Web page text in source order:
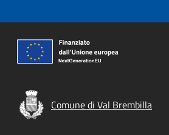
Comune di Val Brembilla